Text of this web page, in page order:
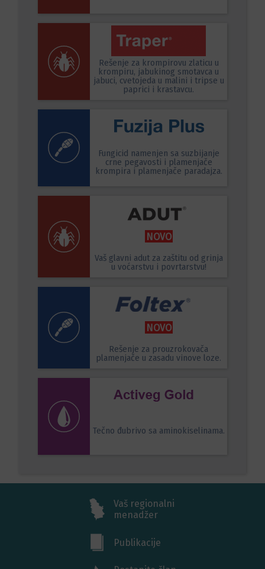
Rešenje za krompirovu zlaticu u
krompiru, jabukinog smotavca u
jabuci, cvetojeda u malini i tripse u
paprici i krastavcu.
Fungicid namenjen sa suzbijanje
crne pegavosti i plamenjače
krompira i plamenjače paradajza.
NOVO
Vaš glavni adut za zaštitu od grinja
u voćarstvu i povrtarstvu!
NOVO
Rešenje za prouzrokovača
plamenjače u zasadu vinove loze.
Tečno đubrivo sa aminokiselinama.
Vaš regionalni
menadžer
Publikacije